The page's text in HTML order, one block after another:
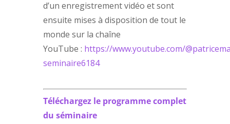
d’un enregistrement vidéo et sont
ensuite mises à disposition de tout le
monde sur la chaîne
YouTube : https://www.youtube.com/
seminaire6184
Téléchargez le programme complet
du séminaire